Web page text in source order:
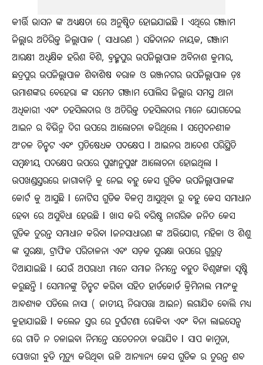
କୀର୍ତ୍ତି ଭାସନ ଙ୍କ ଅଧ୍ୟକ୍ଷତା ରେ ଅନୁଷ୍ଠିତ ହୋଇଯାଇଛି l ଏଥିରେ ଗଞ୍ଜାମ
ଜିଲ୍ଲାର ଅତିରିକ୍ତ ଜିଲ୍ଲାପାଳ ( ସାଧାରଣ ) ସଚ୍ଚିଦାନନ୍ଦ ନାୟକ, ଗଞ୍ଜାମ
ଆରକ୍ଷୀ ଅଧିକ୍ଷିକ ହରିଶ ବିଶି, ବ୍ରହ୍ମପୁର ଉପଜିଲ୍ଲାପାଳ ଅବିନାଶ କୁମାର,
ଛତ୍ରପୁର ଉପଜିଲ୍ଲାପାଳ ଶିବାଶିଷ ବରାଳ ଓ ଭଞ୍ଜନଗର ଉପଜିଲ୍ଲାପାଳ ଡ଼ଃ
ଉମାଶଙ୍କର ବେହେରା ଙ୍କ ସମେତ ଗଞ୍ଜାମ ପୋଲିସ ଜିଲ୍ଲାର ସମସ୍ତ ଥାନା
ଅଧିକାରୀ ଏବଂ ତହସିଲଦାର ଓ ଅତିରିକ୍ତ ତହସିଲଦାର ମାନେ ଯୋଗଦେଇ
ଆଇନ ର ବିଭିନ୍ନ ଦିଗ ଉପରେ ଆଲୋଚନା କରିଥିଲେ l ସମ୍ବେଦନଶୀଳ
ଅଂଚଳ ଚିନ୍ହଟ ଏବଂ ପ୍ରତିଷେଧକ ପଦକ୍ଷେପ l ଆଇନର ଆଦେଶ ପରିସ୍ଥିତି
ସମ୍ବନ୍ଧୀୟ ପଦକ୍ଷେପ ଉପରେ ପୁଙ୍ଖାନୁପୁଙ୍ଖ ଆଲୋଚନା ହୋଇଥିଲା l
ଉପଖଣ୍ଡସ୍ତରରେ ଜାଗାବାଡ଼ି କୁ ନେଇ ବହୁ କେସ ଗୁଡିକ ଉପଜିଲ୍ଲାପାଳଙ୍କ
କୋର୍ଟ କୁ ଆସୁଛି l ନୋଟିସ ଗୁଡିକ ବିଳମ୍ୱ ଆସୁଥିବା ରୁ ବହୁ କେସ ସମାଧାନ
ହେବା ରେ ଅସୁବିଧା ହେଉଛି l ଖାସ କରି ବରିଷ୍ଠ ନାଗରିକ ଜନିତ କେସ
ଗୁଡିକ ତୁରନ୍ତ ସମାଧାନ କରିବା lଜନସାଧାରଣ ଙ୍କ ଅଭିଯୋଗ, ମହିଳା ଓ ଶିଶୁ
ଙ୍କ ସୁରକ୍ଷା, ଟ୍ରାଫିକ ପରିଚାଳନା ଏବଂ ସଡ଼କ ସୁରକ୍ଷା ଉପରେ ଗୁରୁତ୍ୱ
ଦିଆଯାଇଛି l ଯେଉଁ ଅପରାଧୀ ମାନେ ସମାଜ ନିମନ୍ତେ ବହୁତ ବିଶୃଙ୍ଖଳା ସୃଷ୍ଟି
କରୁଛନ୍ତି l ସେମାନଙ୍କୁ ଚିନ୍ହଟ କରିବା ସହିତ ହାର୍ଡକୋର୍ଡ କ୍ରିମିନାଲ ମାନଂକୁ
ଆବଶ୍ୟକ ପଡିଲେ ନାସା ( ଜାତୀୟ ନିରାପତ୍ତା ଆଇନ) ଲଗାଯିବ ବୋଲି ମଧ୍ୟ
କୁହାଯାଇଛି l କଲେଜ ସ୍ତର ରେ ଦୁର୍ଘଟଣା ରୋକିବା ଏବଂ ବିନା ଲାଇସେନ୍ସ
ରେ ଗାଡି ନ ଚଳାଇବା ନିମନ୍ତେ ସଚେତନତା କରାଯିବ l ସାପ କାମୁଡା,
ପୋଖରୀ ବୁଡି ମୃତ୍ୟୁ କରିଥିବା ଭଳି ଆନ୍ୟାନ୍ୟ କେସ ଗୁଡିକ ର ତୁରନ୍ତ ଶବ